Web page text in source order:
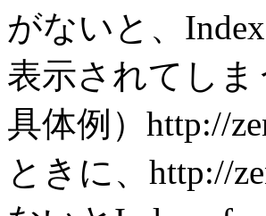
がないと、
表示されてしま
具体例）http://
ときに、http://